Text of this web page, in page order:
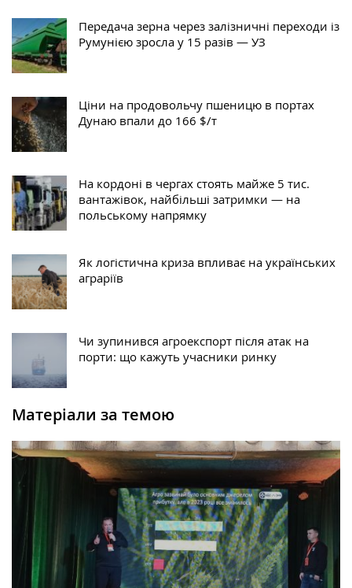
Передача зерна через залізничні переходи із
Румунією зросла у 15 разів — УЗ
Ціни на продовольчу пшеницю в портах
Дунаю впали до 166 $/т
На кордоні в чергах стоять майже 5 тис.
вантажівок, найбільші затримки — на
польському напрямку
Як логістична криза впливає на українських
аграріїв
Чи зупинився агроекспорт після атак на
порти: що кажуть учасники ринку
Матеріали за темою